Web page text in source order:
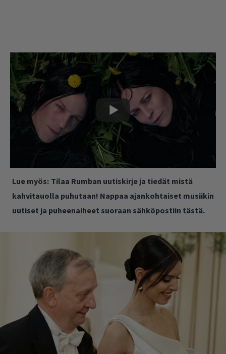
Lue myös: Tilaa Rumban uutiskirje ja tiedät mistä
kahvitauolla puhutaan! Nappaa ajankohtaiset musiikin
uutiset ja puheenaiheet suoraan sähköpostiin tästä.